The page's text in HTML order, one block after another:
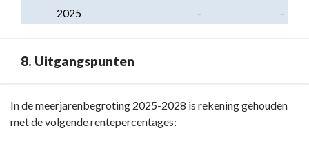
2025
- -
8. Uitgangspunten
Terug
naar
In de meerjarenbegroting 2025-2028 is rekening gehouden
met de volgende rentepercentages: